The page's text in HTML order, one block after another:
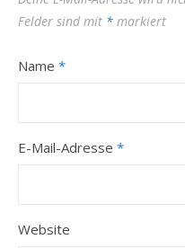
Felder sind mit * markiert
Name *
E-Mail-Adresse *
Website